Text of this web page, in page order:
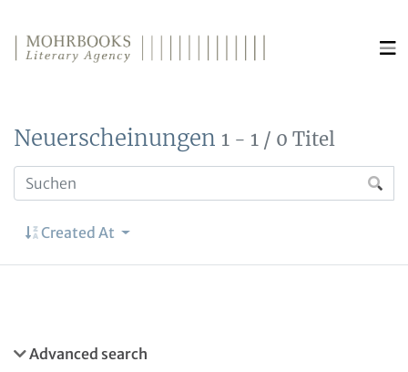
Neuerscheinungen 1 - 1 / 0 Titel
Created At
Advanced search